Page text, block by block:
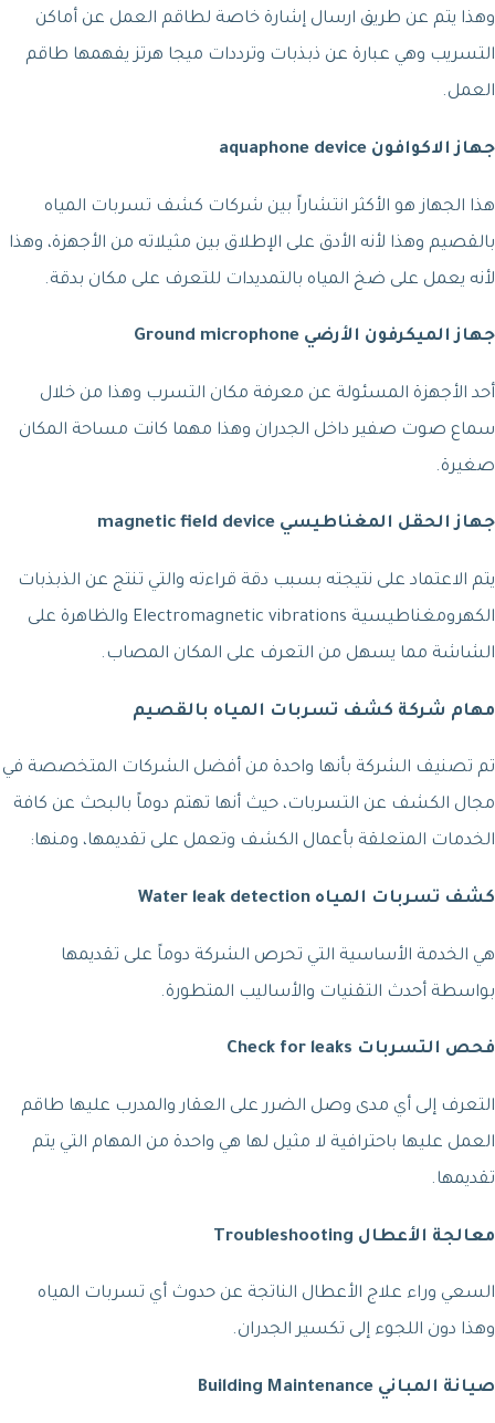
وهذا يتم عن طريق ارسال إشارة خاصة لطاقم العمل عن أماكن
التسريب وهي عبارة عن ذبذبات وترددات ميجا هرتز يفهمها طاقم
العمل.
جهاز الاكوافون aquaphone device
هذا الجهاز هو الأكثر انتشاراً بين شركات كشف تسربات المياه
بالقصيم وهذا لأنه الأدق على الإطلاق بين مثيلاته من الأجهزة، وهذا
لأنه يعمل على ضخ المياه بالتمديدات للتعرف على مكان بدقة.
جهاز الميكرفون الأرضي Ground microphone
أحد الأجهزة المسئولة عن معرفة مكان التسرب وهذا من خلال
سماع صوت صفير داخل الجدران وهذا مهما كانت مساحة المكان
صغيرة.
جهاز الحقل المغناطيسي magnetic field device
يتم الاعتماد على نتيجته بسبب دقة قراءته والتي تنتج عن الذبذبات
الكهرومغناطيسية Electromagnetic vibrations والظاهرة على
الشاشة مما يسهل من التعرف على المكان المصاب.
مهام شركة كشف تسربات المياه بالقصيم
تم تصنيف الشركة بأنها واحدة من أفضل الشركات المتخصصة في
مجال الكشف عن التسربات، حيث أنها تهتم دوماً بالبحث عن كافة
الخدمات المتعلقة بأعمال الكشف وتعمل على تقديمها، ومنها:
كشف تسربات المياه Water leak detection
هي الخدمة الأساسية التي تحرص الشركة دوماً على تقديمها
بواسطة أحدث التقنيات والأساليب المتطورة.
فحص التسربات Check for leaks
التعرف إلى أي مدى وصل الضرر على العقار والمدرب عليها طاقم
العمل عليها باحترافية لا مثيل لها هي واحدة من المهام التي يتم
تقديمها.
معالجة الأعطال Troubleshooting
السعي وراء علاج الأعطال الناتجة عن حدوث أي تسربات المياه
وهذا دون اللجوء إلى تكسير الجدران.
صيانة المباني Building Maintenance